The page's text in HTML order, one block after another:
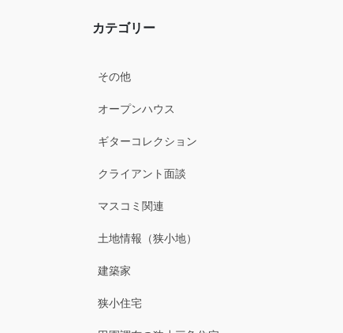
カテゴリー
その他
オープンハウス
ギターコレクション
クライアント面談
マスコミ関連
土地情報（狭小地）
建築家
狭小住宅